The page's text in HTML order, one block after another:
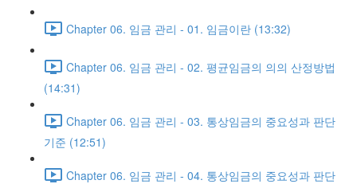
Chapter 06. 임금 관리 - 01. 임금이란 (13:32)
Chapter 06. 임금 관리 - 02. 평균임금의 의의 산정방법
(14:31)
Chapter 06. 임금 관리 - 03. 통상임금의 중요성과 판단
기준 (12:51)
Chapter 06. 임금 관리 - 04. 통상임금의 중요성과 판단